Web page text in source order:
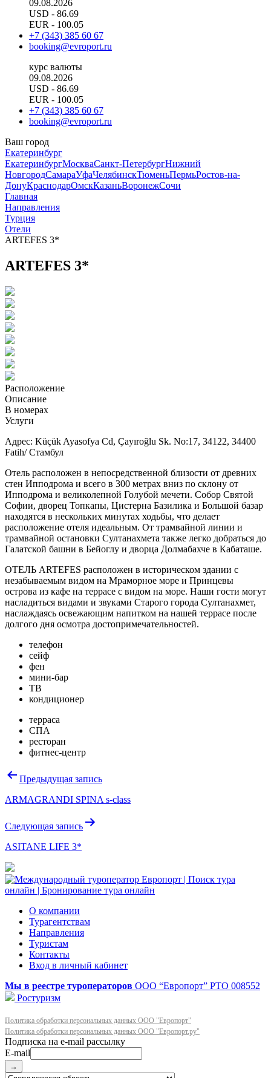
09.08.2026
USD - 86.69
EUR - 100.05
+7 (343) 385 60 67
booking@evroport.ru
курс валюты
09.08.2026
USD - 86.69
EUR - 100.05
+7 (343) 385 60 67
booking@evroport.ru
Ваш город
Екатеринбург
ЕкатеринбургМоскваСанкт-ПетербургНижний
НовгородСамараУфаЧелябинскТюменьПермьРостов-на-
ДонуКраснодарОмскКазаньВоронежСочи
Главная
Направления
Турция
Отели
ARTEFES 3*
ARTEFES 3*
Расположение
Описание
В номерах
Услуги
Адрес: Küçük Ayasofya Cd, Çayıroğlu Sk. No:17, 34122, 34400
Fatih/ Стамбул
Отель расположен в непосредственной близости от древних
стен Ипподрома и всего в 300 метрах вниз по склону от
Ипподрома и великолепной Голубой мечети. Собор Святой
Софии, дворец Топкапы, Цистерна Базилика и Большой базар
находятся в нескольких минутах ходьбы, что делает
расположение отеля идеальным. От трамвайной линии и
трамвайной остановки Султанахмета также легко добраться до
Галатской башни в Бейоглу и дворца Долмабахче в Кабаташе.
ОТЕЛЬ ARTEFES расположен в историческом здании с
незабываемым видом на Мраморное море и Принцевы
острова из кафе на террасе с видом на море. Наши гости могут
насладиться видами и звуками Старого города Султанахмет,
наслаждаясь освежающим напитком на нашей террасе после
долгого дня осмотра достопримечательностей.
телефон
сейф
фен
мини-бар
ТВ
кондиционер
терраса
СПА
ресторан
фитнес-центр
Навигация
записям
Предыдущая запись
ARMAGRANDI SPINA s-class
Следующая запись
ASITANE LIFE 3*
О компании
Турагентствам
Направления
Туристам
Контакты
Вход в личный кабинет
Мы в реестре туроператоров ООО “Европорт” РТО 008552
Ростуризм
Политика обработки персональных данных ООО "Европорт"
Политика обработки персональных данных ООО "Европорт.ру"
E-mail
→